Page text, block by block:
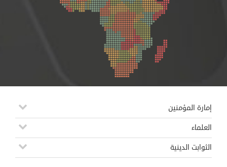
إمارة المؤمنين
العلماء
الثوابت الدينية